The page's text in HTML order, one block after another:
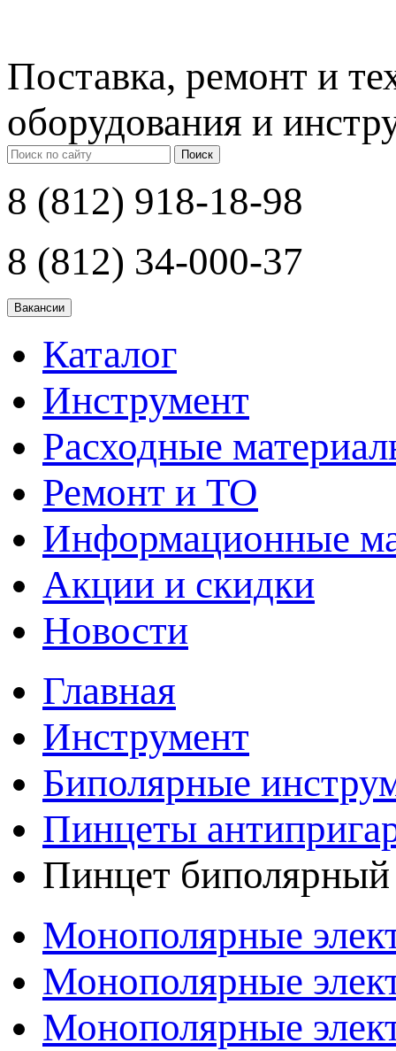
Поставка, ремонт и
оборудования и
Поиск
8 (812) 918-18-98
8 (812) 34-000-37
Каталог
Инструмент
Расходные
Ремонт и ТО
Информационные
Акции и скидки
Новости
Главная
Инструмент
Биполярные
Пинцеты
Пинцет
Монополярные
Монополярные
Монополярные